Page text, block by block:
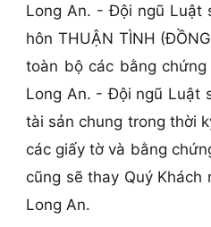
Long An. - Đội ngũ Luật
hôn THUẬN TÌNH
toàn bộ các bằng
Long An. - Đội ngũ Luật
tài sản chung trong thời
các giấy tờ và bằng
cũng sẽ thay Quý
Long An.